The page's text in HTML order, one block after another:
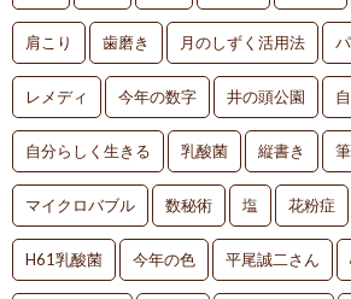
肩こり 歯磨き 月のしずく活用法
レメディ 今年の数字 井の頭公園
自分らしく生きる 乳酸菌 縦書き
マイクロバブル 数秘術 塩 花粉症
H61乳酸菌 今年の色 平尾誠二さん